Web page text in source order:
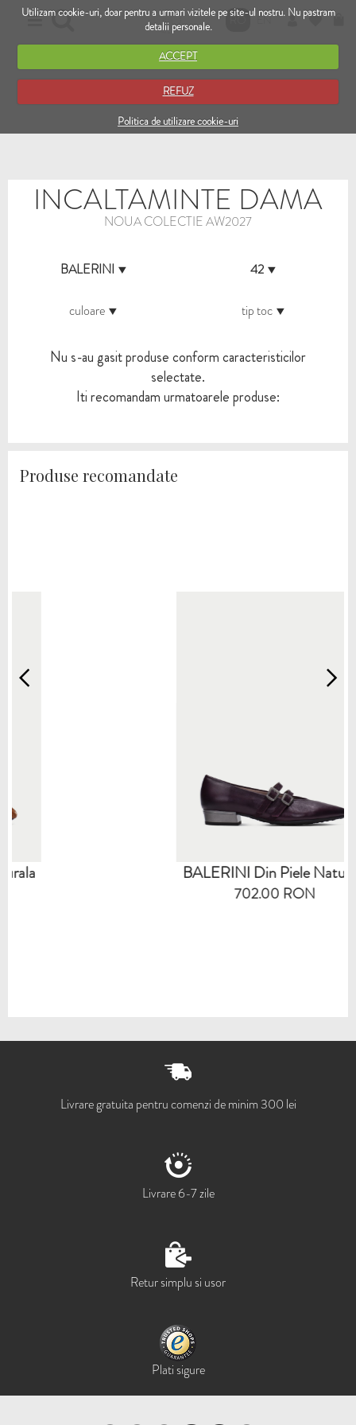
Utilizam cookie-uri, doar pentru a urmari vizitele pe site-ul nostru. Nu pastram
detalii personale.
ACCEPT
REFUZ
Politica de utilizare cookie-uri
RO EN
INCALTAMINTE DAMA
NOUA COLECTIE AW2027
BALERINI 42
culoare tip toc
Nu s-au gasit produse conform caracteristicilor
selectate.
Iti recomandam urmatoarele produse:
Produse recomandate
BALERINI Din Piele Naturala
702.00 RON
Livrare gratuita pentru comenzi de minim 300 lei
Livrare 6-7 zile
Retur simplu si usor
Plati sigure